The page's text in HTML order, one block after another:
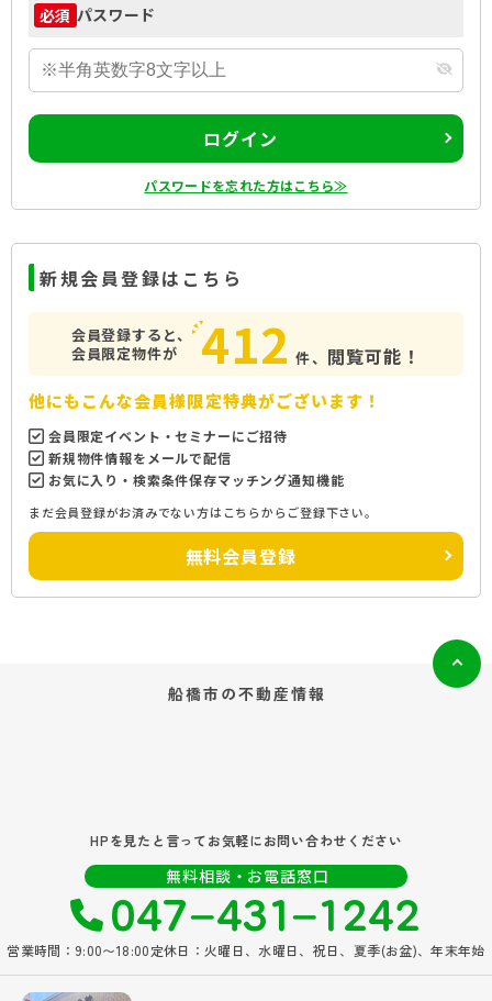
必須 パスワード
ログイン
パスワードを忘れた方はこちら≫
新規会員登録はこちら
会員登録すると、
会員限定物件が
412 件、 閲覧可能！
他にもこんな会員様限定特典がございます！
会員限定イベント・セミナーにご招待
新規物件情報をメールで配信
お気に入り・検索条件保存マッチング通知機能
まだ会員登録がお済みでない方はこちらからご登録下さい。
無料会員登録
船橋市の不動産情報
HPを見たと言ってお気軽にお問い合わせください
無料相談・お電話窓口
047‐431‐1242
営業時間：9:00〜18:00定休日：火曜日、水曜日、祝日、夏季(お盆)、年末年始